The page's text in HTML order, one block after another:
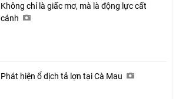
Không chỉ là giấc mơ, mà là động lực cất
cánh
Phát hiện ổ dịch tả lợn tại Cà Mau